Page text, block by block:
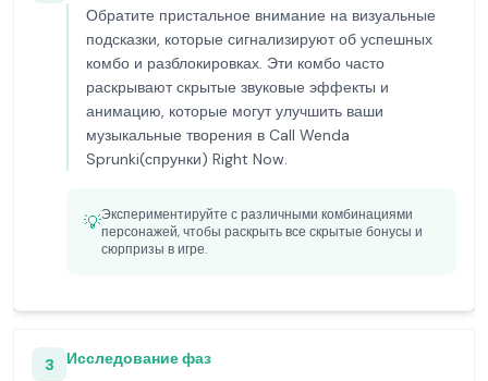
Обратите пристальное внимание на визуальные
подсказки, которые сигнализируют об успешных
комбо и разблокировках. Эти комбо часто
раскрывают скрытые звуковые эффекты и
анимацию, которые могут улучшить ваши
музыкальные творения в Call Wenda
Sprunki(спрунки) Right Now.
💡Экспериментируйте с различными комбинациями
персонажей, чтобы раскрыть все скрытые бонусы и
сюрпризы в игре.
3
Исследование фаз